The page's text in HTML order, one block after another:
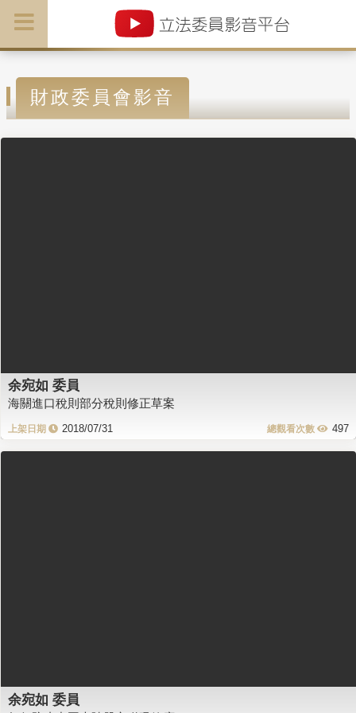
財政委員會影音
余宛如 委員
海關進口稅則部分稅則修正草案
2018/07/31 497
余宛如 委員